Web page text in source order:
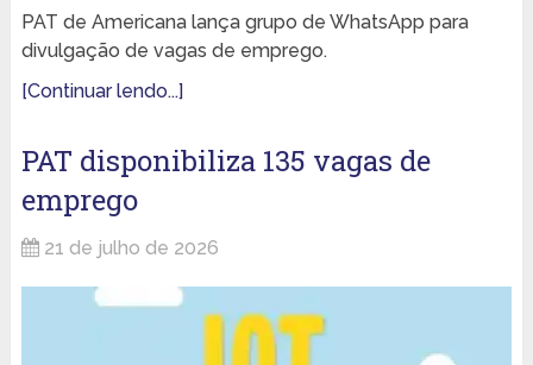
PAT de Americana lança grupo de WhatsApp para
divulgação de vagas de emprego.
[Continuar lendo...]
PAT disponibiliza 135 vagas de
emprego
21 de julho de 2026